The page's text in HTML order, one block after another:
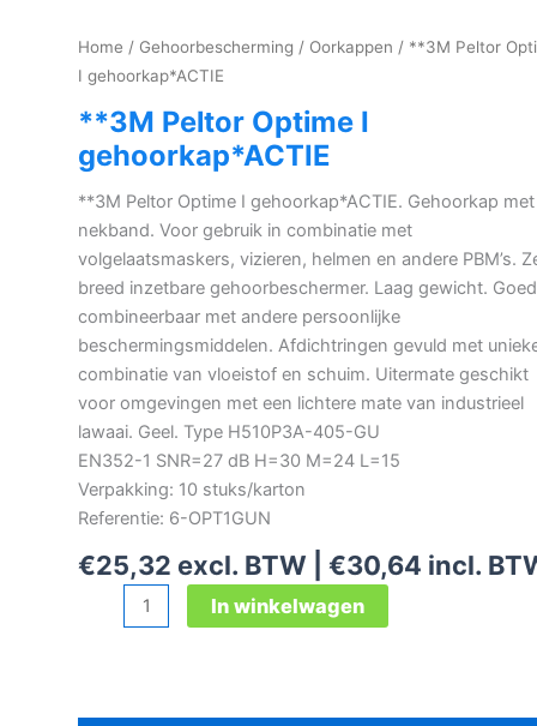
Home / Gehoorbescherming / Oorkappen / **3M Peltor
I gehoorkap*ACTIE
**3M Peltor Optime I
gehoorkap*ACTIE
**3M Peltor Optime I gehoorkap*ACTIE. Gehoorkap met
nekband. Voor gebruik in combinatie met
volgelaatsmaskers, vizieren, helmen en andere PBM’s.
breed inzetbare gehoorbeschermer. Laag gewicht. Goed
combineerbaar met andere persoonlijke
beschermingsmiddelen. Afdichtringen gevuld met
combinatie van vloeistof en schuim. Uitermate geschikt
voor omgevingen met een lichtere mate van industrieel
lawaai. Geel. Type H510P3A-405-GU
EN352-1 SNR=27 dB H=30 M=24 L=15
Verpakking: 10 stuks/karton
Referentie: 6-OPT1GUN
€25,32 excl. BTW | €30,64 incl.
gehoorkap*ACTIE
In winkelwagen